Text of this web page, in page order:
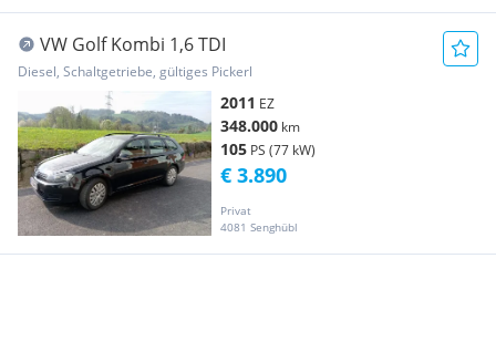
VW Golf Kombi 1,6 TDI
Diesel, Schaltgetriebe, gültiges Pickerl
2011 EZ
348.000 km
105 PS (77 kW)
Privat
4081 Senghübl
€ 3.890